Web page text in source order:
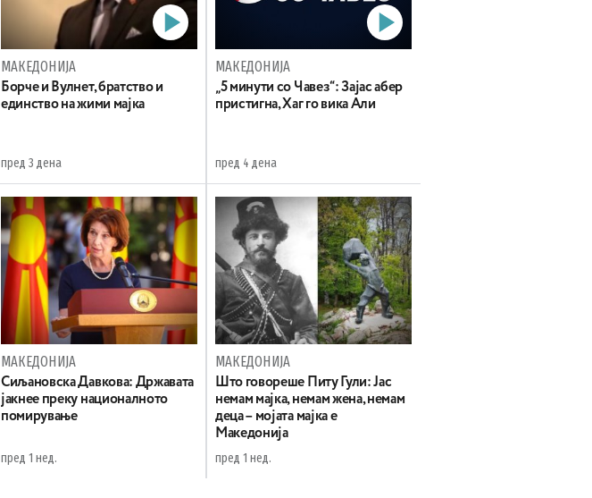
МАКЕДОНИЈА
Борче и Вулнет, братство и
единство на жими мајка
пред 3 дена
МАКЕДОНИЈА
„5 минути со Чавез“: Зајас абер
пристигна, Хаг го вика Али
пред 4 дена
МАКЕДОНИЈА
Сиљановска Давкова: Државата
јакнее преку националното
помирување
пред 1 нед.
МАКЕДОНИЈА
Што говореше Питу Гули: Јас
немам мајка, немам жена, немам
деца – мојата мајка е
Македонија
пред 1 нед.